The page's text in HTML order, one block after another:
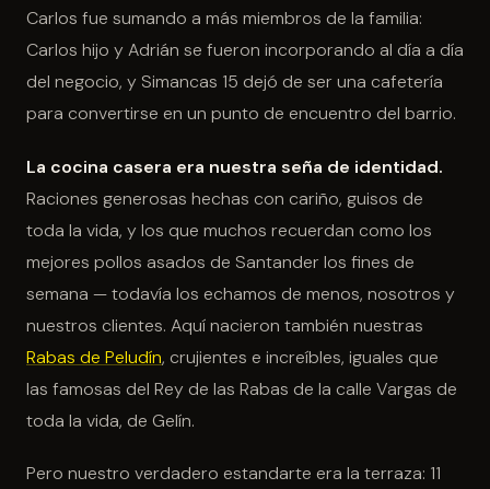
Carlos fue sumando a más miembros de la familia:
Carlos hijo y Adrián se fueron incorporando al día a día
del negocio, y Simancas 15 dejó de ser una cafetería
para convertirse en un punto de encuentro del barrio.
La cocina casera era nuestra seña de identidad.
Raciones generosas hechas con cariño, guisos de
toda la vida, y los que muchos recuerdan como los
mejores pollos asados de Santander los fines de
semana — todavía los echamos de menos, nosotros y
nuestros clientes. Aquí nacieron también nuestras
Rabas de Peludín, crujientes e increíbles, iguales que
las famosas del Rey de las Rabas de la calle Vargas de
toda la vida, de Gelín.
Pero nuestro verdadero estandarte era la terraza: 11